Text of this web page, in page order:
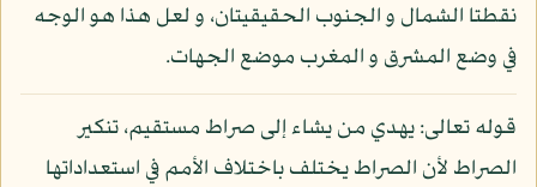
نقطتا الشمال و الجنوب الحقيقيتان، و لعل هذا هو الوجه
في وضع المشرق و المغرب موضع الجهات.
قوله تعالى: يهدي من يشاء إلى صراط مستقيم، تنكير
الصراط لأن الصراط يختلف باختلاف الأمم في استعداداتها